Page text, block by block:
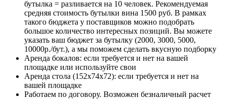
бутылка = разливается на 10 человек. Рекомендуемая
средняя стоимость бутылки вина 1500 руб. В рамках
такого бюджета у поставщиков можно подобрать
большое количество интересных позиций. Вы можете
указать ваш бюджет за бутылку (2000, 3000, 5000,
10000р./бут.), а мы поможем сделать вкусную подборку
Аренда бокалов: если требуется и нет на вашей
площадке или используйте свои
Аренда стола (152х74х72): если требуется и нет на
вашей площадке
Работаем по договору. Возможен безналичный расчет